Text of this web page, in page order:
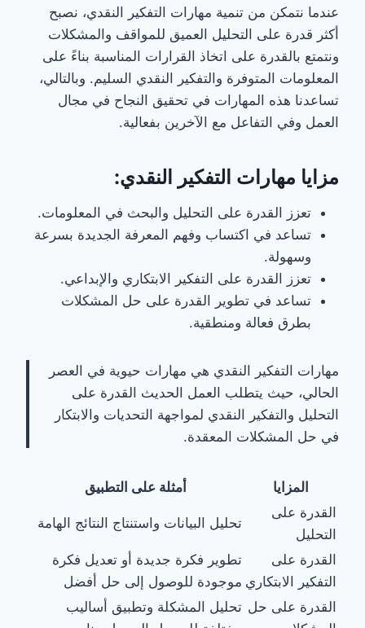
عندما نتمكن من تنمية مهارات التفكير النقدي، نصبح
أكثر قدرة على التحليل العميق للمواقف والمشكلات
ونتمتع بالقدرة على اتخاذ القرارات المناسبة بناءً على
المعلومات المتوفرة والتفكير النقدي السليم. وبالتالي،
تساعدنا هذه المهارات في تحقيق النجاح في مجال
العمل وفي التفاعل مع الآخرين بفعالية.
مزايا مهارات التفكير النقدي:
تعزز القدرة على التحليل والبحث في المعلومات.
تساعد في اكتساب وفهم المعرفة الجديدة بسرعة
وسهولة.
تعزز القدرة على التفكير الابتكاري والإبداعي.
تساعد في تطوير القدرة على حل المشكلات
بطرق فعالة ومنطقية.
مهارات التفكير النقدي هي مهارات حيوية في العصر
الحالي، حيث يتطلب العمل الحديث القدرة على
التحليل والتفكير النقدي لمواجهة التحديات والابتكار
في حل المشكلات المعقدة.
المزايا
أمثلة على التطبيق
القدرة على
التحليل
تحليل البيانات واستنتاج النتائج الهامة
القدرة على
التفكير الابتكاري
تطوير فكرة جديدة أو تعديل فكرة
موجودة للوصول إلى حل أفضل
القدرة على حل تحليل المشكلة وتطبيق أساليب